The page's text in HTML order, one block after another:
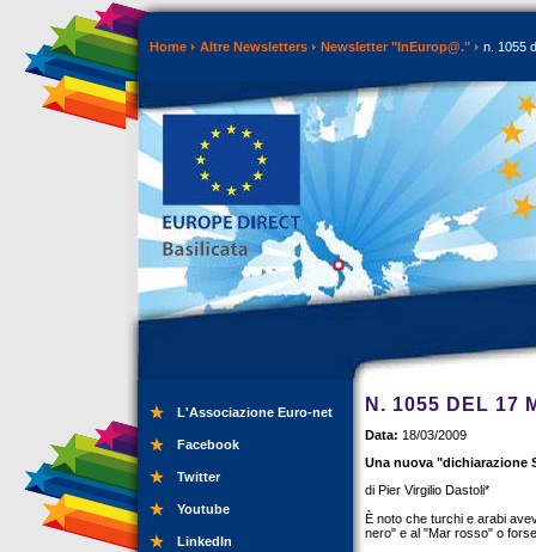
Home Altre Newsletters Newsletter "InEurop@." n. 1055
L'Associazione Euro-net
Facebook
Twitter
Youtube
LinkedIn
N. 1055 DEL 17
Data: 18/03/2009
Una nuova "dichiarazione
di Pier Virgilio Dastoli*
È noto che turchi e arabi
nero" e al "Mar rosso" o